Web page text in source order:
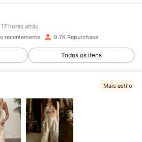
recentemente 9.7K Repurchase
Todos os itens
Mais estilo